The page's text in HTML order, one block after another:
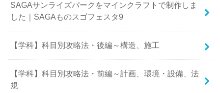
SAGAサンライズパークをマインクラフトで制作しま
した｜SAGAものスゴフェスタ9
【学科】科目別攻略法・後編～構造、施工
【学科】科目別攻略法・前編～計画、環境・設備、法
規